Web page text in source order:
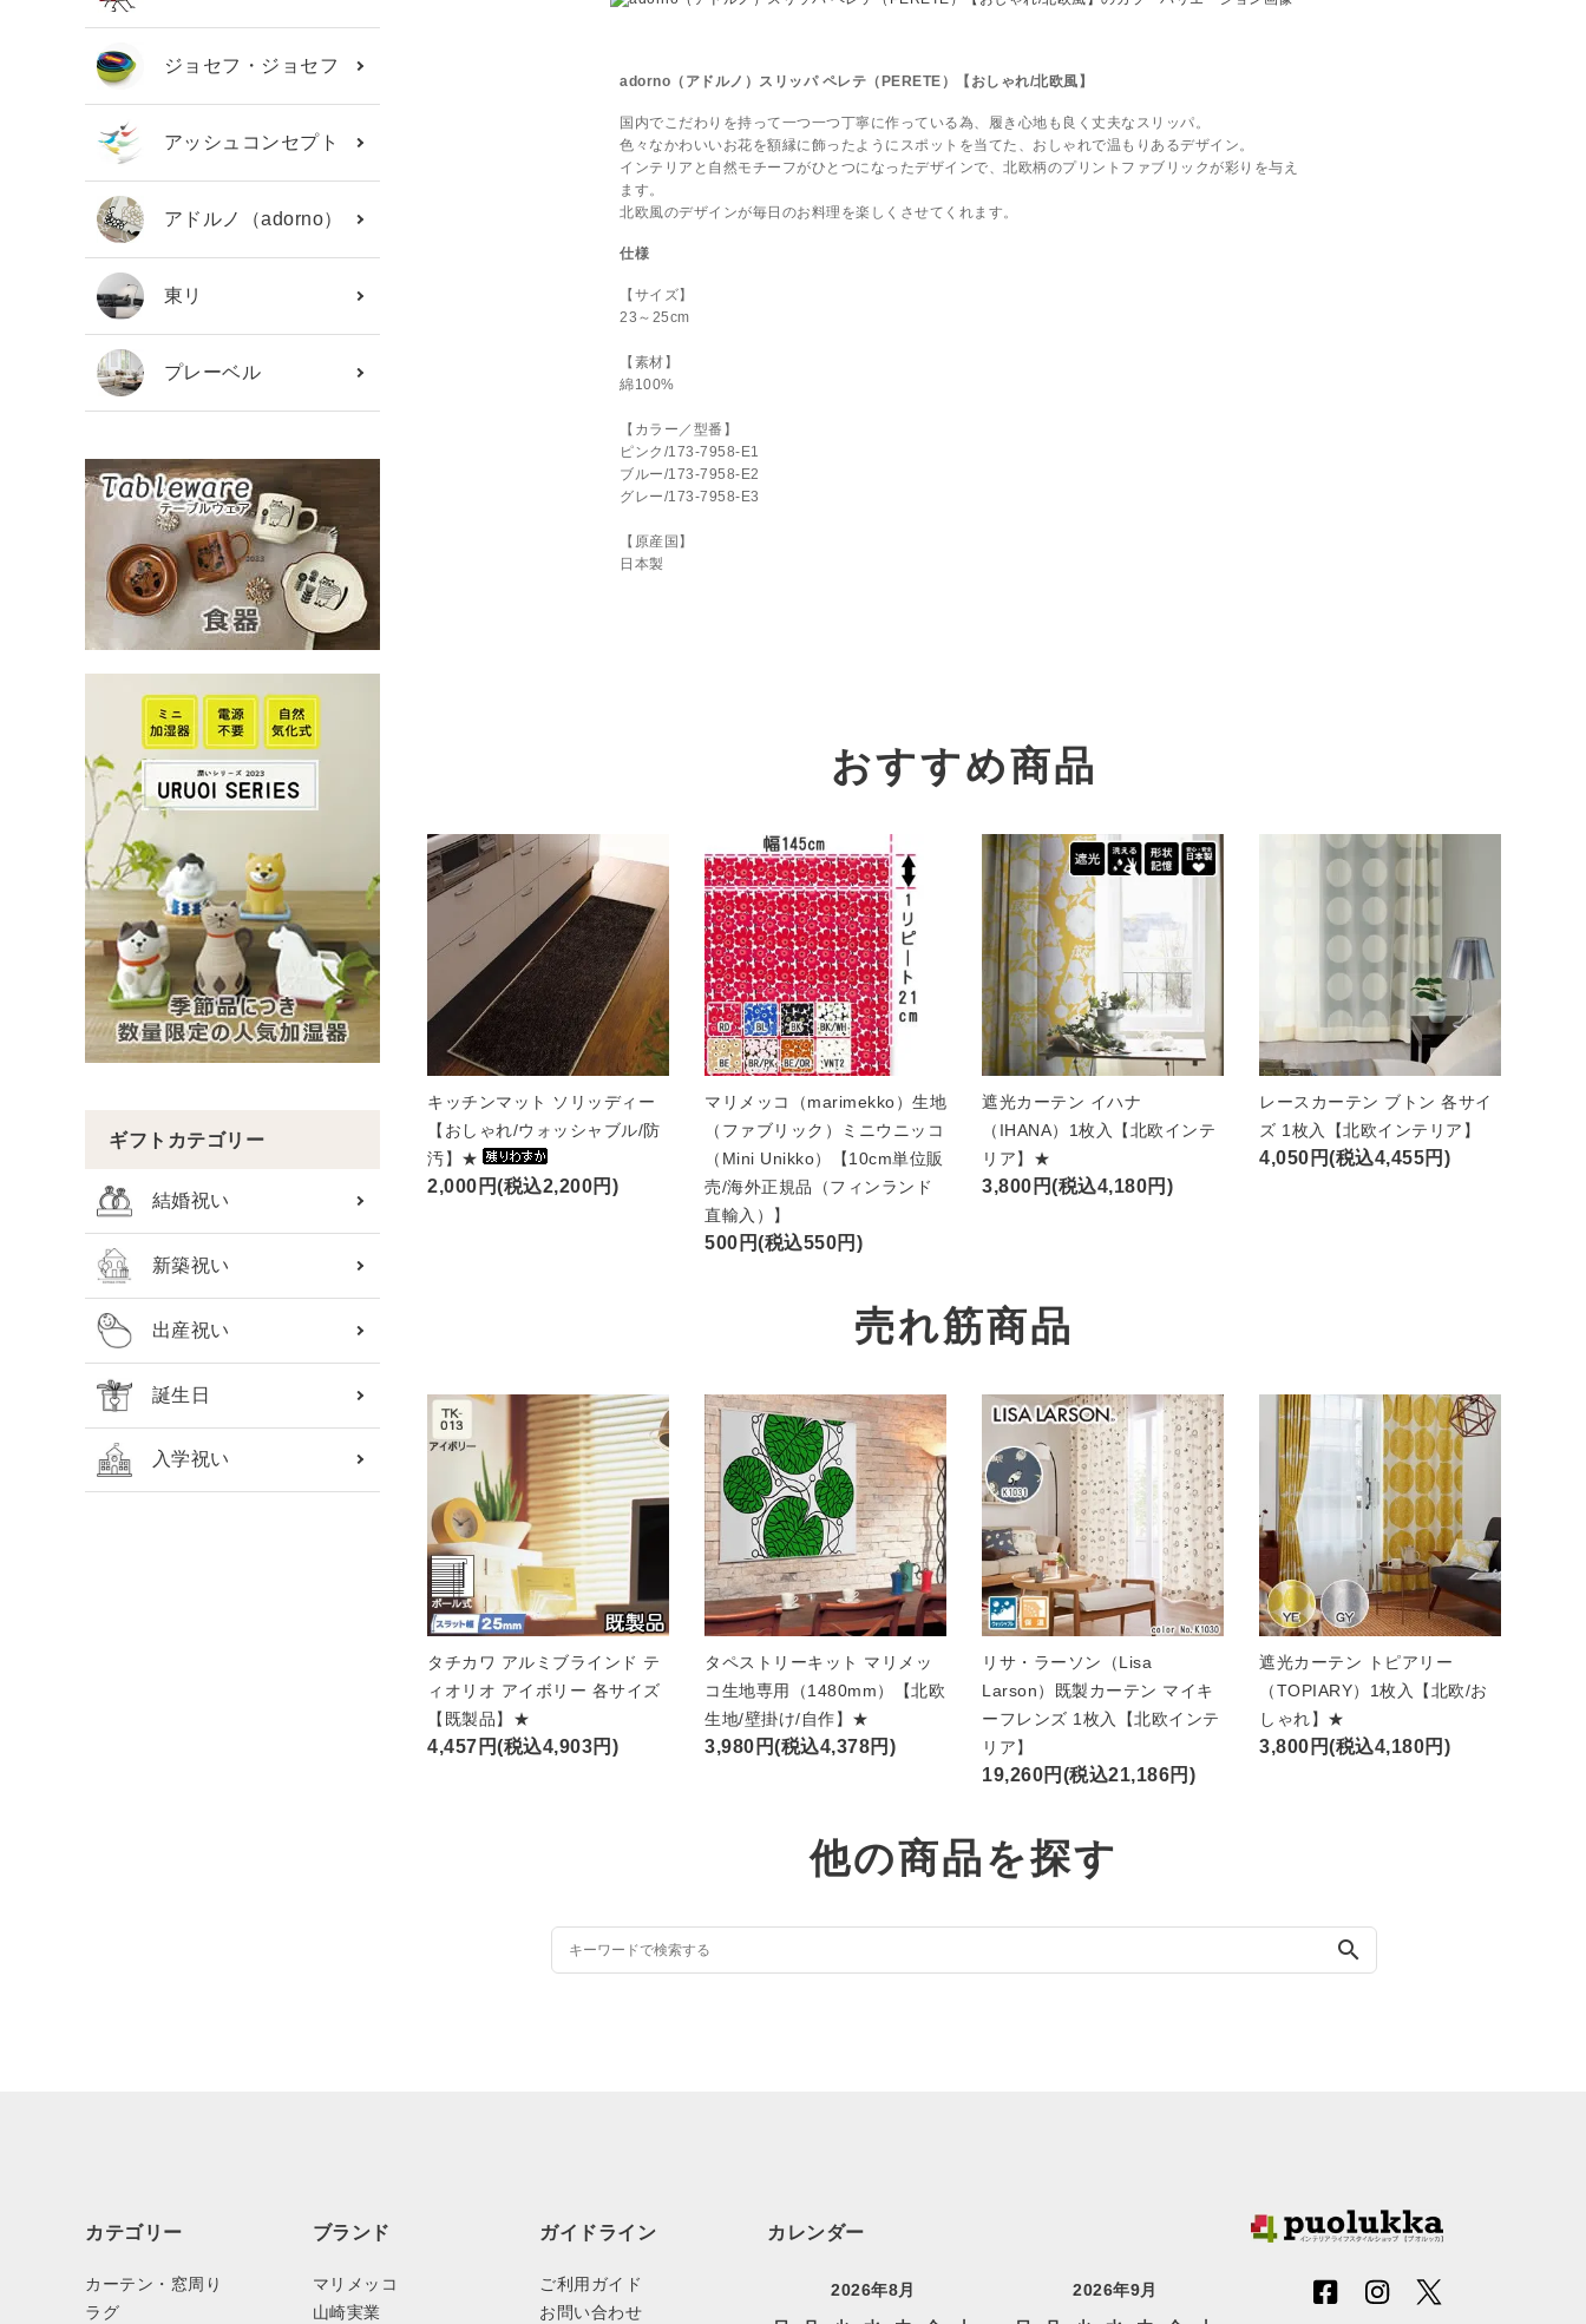
ジョセフ・ジョセフ
アッシュコンセプト
アドルノ（adorno）
東リ
プレーベル
ギフトカテゴリー
結婚祝い
新築祝い
出産祝い
誕生日
入学祝い
adorno（アドルノ）スリッパ ペレテ（PERETE）【おしゃれ/北欧風】
国内でこだわりを持って一つ一つ丁寧に作っている為、履き心地も良く丈夫なスリッパ。
色々なかわいいお花を額縁に飾ったようにスポットを当てた、おしゃれで温もりあるデザイン。
インテリアと自然モチーフがひとつになったデザインで、北欧柄のプリントファブリックが彩りを与え
ます。
北欧風のデザインが毎日のお料理を楽しくさせてくれます。
仕様
【サイズ】
23～25cm
【素材】
綿100%
【カラー／型番】
ピンク/173-7958-E1
ブルー/173-7958-E2
グレー/173-7958-E3
【原産国】
日本製
おすすめ商品
キッチンマット ソリッディー
【おしゃれ/ウォッシャブル/防
汚】★
2,000円(税込2,200円)
マリメッコ（marimekko）生地
（ファブリック）ミニウニッコ
（Mini Unikko）【10cm単位販
売/海外正規品（フィンランド
直輸入）】
500円(税込550円)
遮光カーテン イハナ
（IHANA）1枚入【北欧インテ
リア】★
3,800円(税込4,180円)
レースカーテン ブトン 各サイ
ズ 1枚入【北欧インテリア】
4,050円(税込4,455円)
売れ筋商品
タチカワ アルミブラインド テ
ィオリオ アイボリー 各サイズ
【既製品】★
4,457円(税込4,903円)
タペストリーキット マリメッ
コ生地専用（1480mm）【北欧
生地/壁掛け/自作】★
3,980円(税込4,378円)
リサ・ラーソン（Lisa
Larson）既製カーテン マイキ
ーフレンズ 1枚入【北欧インテ
リア】
19,260円(税込21,186円)
遮光カーテン トピアリー
（TOPIARY）1枚入【北欧/お
しゃれ】★
3,800円(税込4,180円)
他の商品を探す
search
カテゴリー
カーテン・窓周り
ラグ
ブランド
マリメッコ
山崎実業
ガイドライン
ご利用ガイド
お問い合わせ
カレンダー
2026年8月
2026年9月